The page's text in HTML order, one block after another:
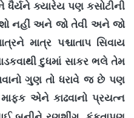
ક્યારેય પણ કસોટીની
નહીં અને જો તેવી અને જો
માત્ર પશ્ચાતાપ સિવાય
દુધમાં સાકર ભલે તેમ
ગુણ તો ધરાવે જ છે પણ
એને કાઢવાનો પ્રયત્ન